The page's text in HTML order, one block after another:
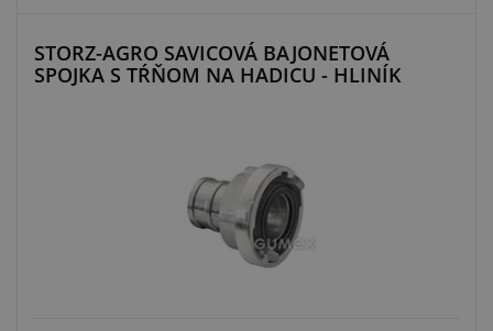
STORZ-AGRO SAVICOVÁ BAJONETOVÁ
SPOJKA S TŔŇOM NA HADICU - HLINÍK